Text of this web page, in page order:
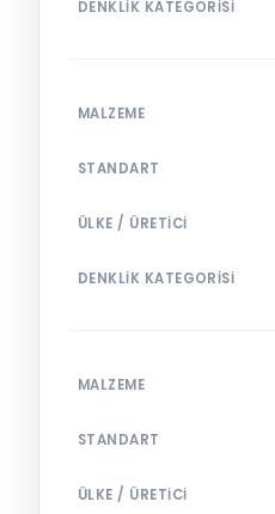
DENKLIK KATEGORISI
MALZEME
STANDART
ÜLKE / ÜRETICI
DENKLIK KATEGORISI
MALZEME
STANDART
ÜLKE / ÜRETICI